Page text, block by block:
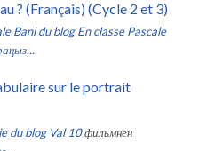
? (Français) (Cycle 2 et 3)
Bani du blog En classe Pascale
sur le portrait
du blog Val 10фильмнен